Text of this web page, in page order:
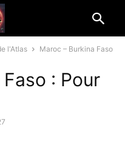
l'Atlas
Maroc – Burkina Faso
: Pour